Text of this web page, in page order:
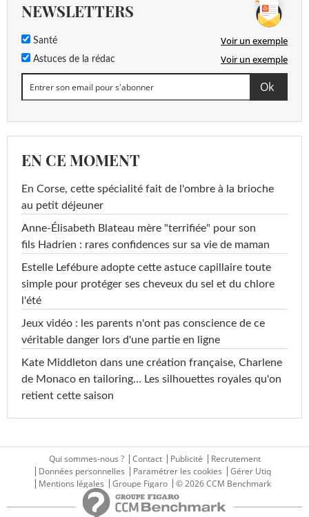
NEWSLETTERS
Santé Voir un exemple
Astuces de la rédac Voir un exemple
EN CE MOMENT
En Corse, cette spécialité fait de l'ombre à la brioche
au petit déjeuner
Anne-Élisabeth Blateau mère "terrifiée" pour son
fils Hadrien : rares confidences sur sa vie de maman
Estelle Lefébure adopte cette astuce capillaire toute
simple pour protéger ses cheveux du sel et du chlore
l'été
Jeux vidéo : les parents n'ont pas conscience de ce
véritable danger lors d'une partie en ligne
Kate Middleton dans une création française, Charlene
de Monaco en tailoring… Les silhouettes royales qu'on
retient cette saison
Qui sommes-nous ? Contact Publicité
Recrutement
Données personnelles
Paramétrer les cookies
Gérer Utiq
Mentions légales
Groupe Figaro © 2026 CCM Benchmark